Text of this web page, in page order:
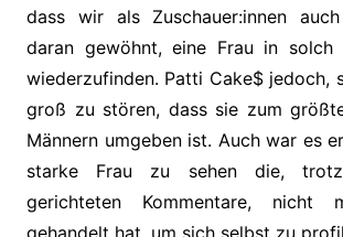
dass wir als Zuschauer:innen
daran gewöhnt, eine Frau in solch
wiederzufinden. Patti Cake$ jedoch,
groß zu stören, dass sie zum
Männern umgeben ist. Auch war es
starke Frau zu sehen die,
gerichteten Kommentare, nicht
gehandelt hat, um sich selbst zu